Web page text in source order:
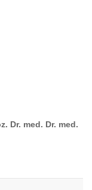
Dr. med. Dr. med.